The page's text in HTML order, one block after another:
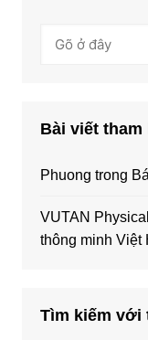
Bài viết tham
Phuong trong
VUTAN
thông minh Việt
Tìm kiếm với